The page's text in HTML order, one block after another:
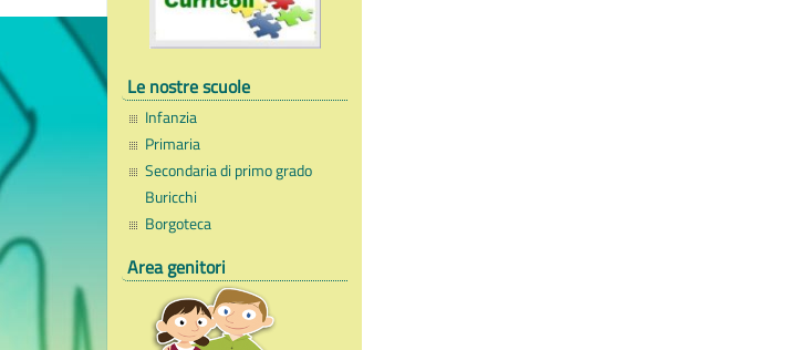
Le nostre scuole
Infanzia
Primaria
Secondaria di primo grado
Buricchi
Borgoteca
Area genitori